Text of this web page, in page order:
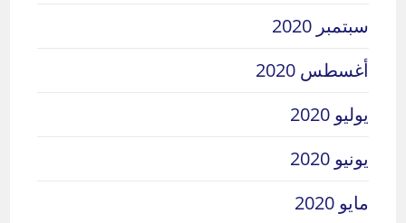
سبتمبر 2020
أغسطس 2020
يوليو 2020
يونيو 2020
مايو 2020